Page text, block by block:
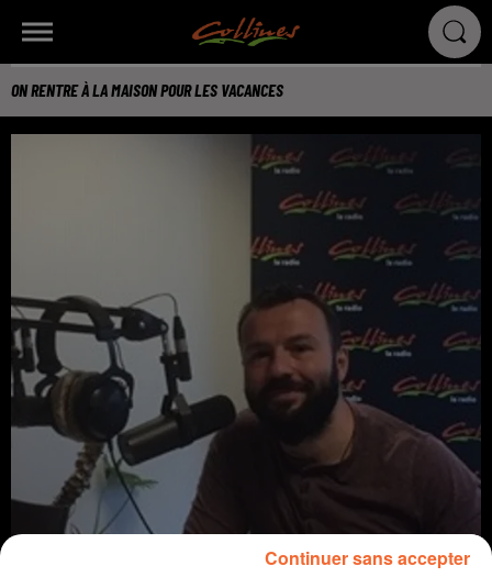
ON RENTRE À LA MAISON POUR LES VACANCES
Continuer sans accepter